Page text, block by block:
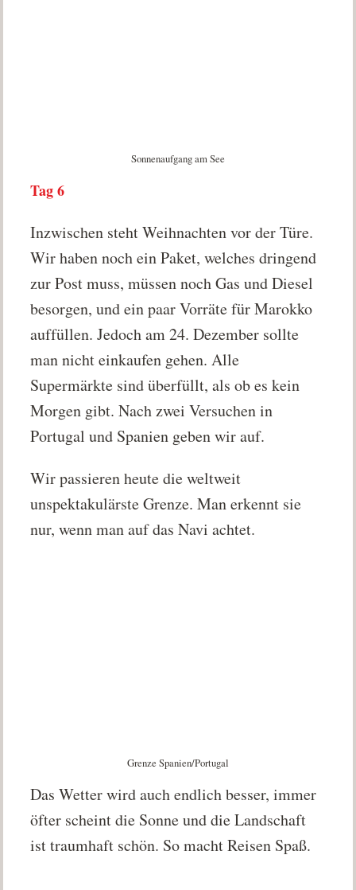
Sonnenaufgang am See
Tag 6
Inzwischen steht Weihnachten vor der Türe.
Wir haben noch ein Paket, welches dringend
zur Post muss, müssen noch Gas und Diesel
besorgen, und ein paar Vorräte für Marokko
auffüllen. Jedoch am 24. Dezember sollte
man nicht einkaufen gehen. Alle
Supermärkte sind überfüllt, als ob es kein
Morgen gibt. Nach zwei Versuchen in
Portugal und Spanien geben wir auf.
Wir passieren heute die weltweit
unspektakulärste Grenze. Man erkennt sie
nur, wenn man auf das Navi achtet.
Grenze Spanien/Portugal
Das Wetter wird auch endlich besser, immer
öfter scheint die Sonne und die Landschaft
ist traumhaft schön. So macht Reisen Spaß.